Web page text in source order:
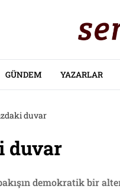
GÜNDEM YAZARLAR
duvar
duvar
demokratik bir